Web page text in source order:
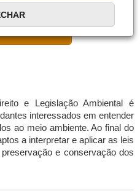
horas
e Legislação Ambiental é
interessados em entender
ao meio ambiente. Ao final do
a interpretar e aplicar as leis
e conservação dos